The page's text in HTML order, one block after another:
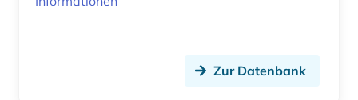
bibliografie 1945-1990 (1) Zur Datenbank